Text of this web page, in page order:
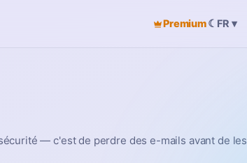
Premium☾ FR ▾
— c'est de perdre des e-mails avant de les